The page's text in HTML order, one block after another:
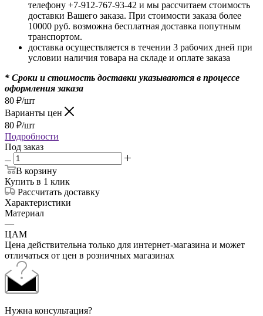
телефону +7-912-767-93-42 и мы рассчитаем стоимость
доставки Вашего заказа. При стоимости заказа более
10000 руб. возможна бесплатная доставка попутным
транспортом.
доставка осуществляется в течении 3 рабочих дней при
условии наличия товара на складе и оплате заказа
* Сроки и стоимость доставки указываются в процессе
оформления заказа
80 ₽/шт
Варианты цен
80 ₽/шт
Подробности
Под заказ
В корзину
Купить в 1 клик
Рассчитать доставку
Характеристики
Материал
—
ЦАМ
Цена действительна только для интернет-магазина и может
отличаться от цен в розничных магазинах
Нужна консультация?